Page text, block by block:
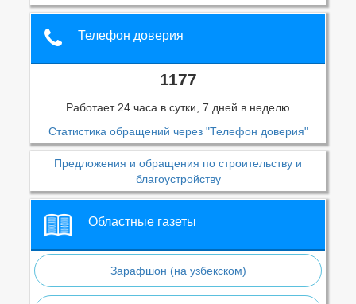
Телефон доверия
1177
Работает 24 часа в сутки, 7 дней в неделю
Статистика обращений через "Телефон доверия"
Предложения и обращения по строительству и
благоустройству
Областные газеты
Зарафшон (на узбекском)